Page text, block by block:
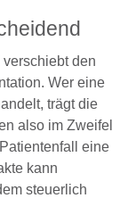
verschiebt den
Wer eine
trägt die
also im Zweifel
eine
kann
steuerlich